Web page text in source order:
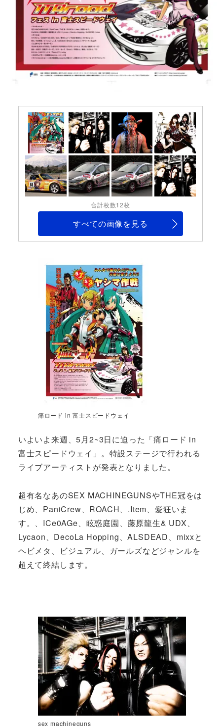
合計枚数12枚
すべての画像を見る
痛ロード in 富士スピードウェイ
いよいよ来週、5月2~3日に迫った「痛ロード in
富士スピードウェイ」。特設ステージで行われる
ライブアーティストが発表となりました。
超有名なあのSEX MACHINEGUNSやTHE冠をは
じめ、PaniCrew、ROACH、.Item、愛狂いま
す。、ICe0AGe、眩惑庭園、藤原龍生& UDX、
Lycaon、DecoLa Hopping、ALSDEAD、mixxと
ヘビメタ、ビジュアル、ガールズなどジャンルを
超えて終結します。
sex machineguns